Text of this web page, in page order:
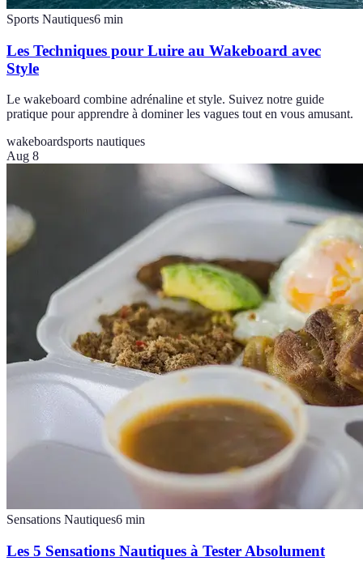
Sports Nautiques6 min
Les Techniques pour Luire au Wakeboard avec
Style
Le wakeboard combine adrénaline et style. Suivez notre guide
pratique pour apprendre à dominer les vagues tout en vous amusant.
wakeboardsports nautiques
Aug 8
Sensations Nautiques6 min
Les 5 Sensations Nautiques à Tester Absolument